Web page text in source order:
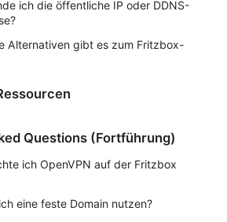
ich die öffentliche IP oder DDNS-
Alternativen gibt es zum Fritzbox-
Questions (Fortführung)
ich OpenVPN auf der Fritzbox
eine feste Domain nutzen?